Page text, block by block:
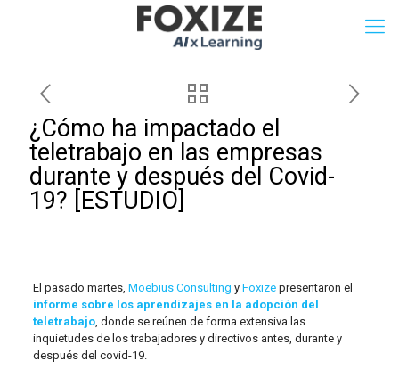
¿Cómo ha impactado el
teletrabajo en las empresas
durante y después del Covid-
19? [ESTUDIO]
El pasado martes, Moebius Consulting y Foxize presentaron el
informe sobre los aprendizajes en la adopción del
teletrabajo, donde se reúnen de forma extensiva las
inquietudes de los trabajadores y directivos antes, durante y
después del covid-19.